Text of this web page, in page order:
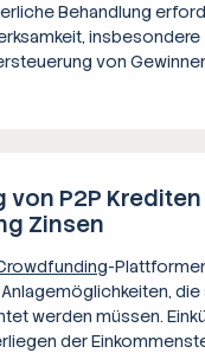
Behandlung
insbesondere
von
von P2P
Zinsen
-
werden müssen.
der